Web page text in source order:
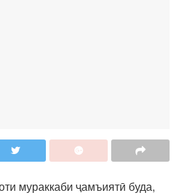
мураккаби ҷамъиятӣ буда,